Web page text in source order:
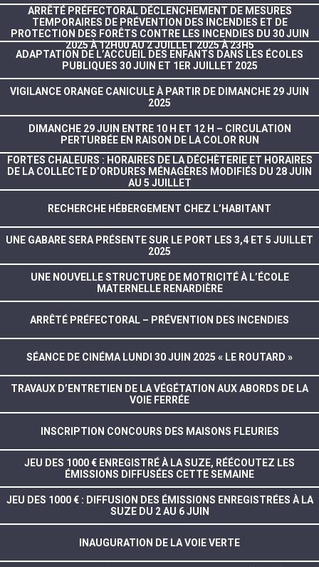
ARRÊTÉ PRÉFECTORAL DÉCLENCHEMENT DE MESURES
TEMPORAIRES DE PRÉVENTION DES INCENDIES ET DE
PROTECTION DES FORÊTS CONTRE LES INCENDIES DU 30 JUIN
2025 À 12H00 AU 2 JUILLET 2025 À 23H5
ADAPTATION DE L’ACCUEIL DES ENFANTS DANS LES ÉCOLES
PUBLIQUES 30 JUIN ET 1ER JUILLET 2025
VIGILANCE ORANGE CANICULE À PARTIR DE DIMANCHE 29 JUIN
2025
DIMANCHE 29 JUIN ENTRE 10 H ET 12 H – CIRCULATION
PERTURBÉE EN RAISON DE LA COLOR RUN
FORTES CHALEURS : HORAIRES DE LA DÉCHÈTERIE ET HORAIRES
DE LA COLLECTE D’ORDURES MÉNAGÈRES MODIFIÉS DU 28 JUIN
AU 5 JUILLET
RECHERCHE HÉBERGEMENT CHEZ L’HABITANT
UNE GABARE SERA PRÉSENTE SUR LE PORT LES 3,4 ET 5 JUILLET
2025
UNE NOUVELLE STRUCTURE DE MOTRICITÉ À L’ÉCOLE
MATERNELLE RENARDIÈRE
ARRÊTÉ PRÉFECTORAL – PRÉVENTION DES INCENDIES
SÉANCE DE CINÉMA LUNDI 30 JUIN 2025 « LE ROUTARD »
TRAVAUX D’ENTRETIEN DE LA VÉGÉTATION AUX ABORDS DE LA
VOIE FERRÉE
INSCRIPTION CONCOURS DES MAISONS FLEURIES
JEU DES 1000 € ENREGISTRÉ À LA SUZE, RÉÉCOUTEZ LES
ÉMISSIONS DIFFUSÉES CETTE SEMAINE
JEU DES 1000 € : DIFFUSION DES ÉMISSIONS ENREGISTRÉES À LA
SUZE DU 2 AU 6 JUIN
INAUGURATION DE LA VOIE VERTE